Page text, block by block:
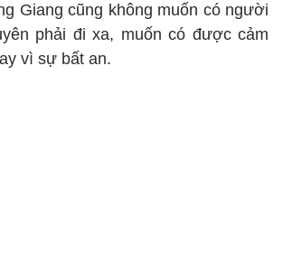
Giang cũng không muốn có người
phải đi xa, muốn có được cảm
vì sự bất an.